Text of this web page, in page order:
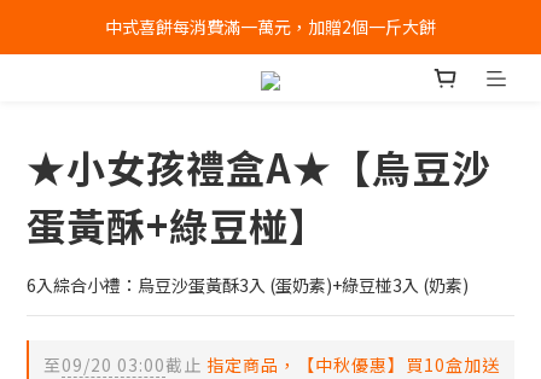
全店消費滿千免運 (不含冰淇淋冷凍宅配)
中式喜餅每消費滿一萬元，加贈2個一斤大餅
全店消費滿千免運 (不含冰淇淋冷凍宅配)
★小女孩禮盒A★【烏豆沙
蛋黃酥+綠豆椪】
6入綜合小禮：烏豆沙蛋黃酥3入 (蛋奶素)+綠豆椪3入 (奶素)
至09/20 03:00截止 指定商品，【中秋優惠】買10盒加送